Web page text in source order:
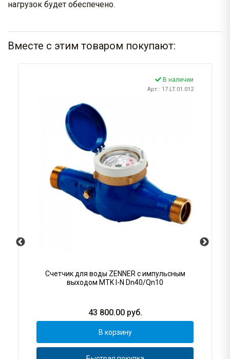
нагрузок будет обеспечено.
Вместе с этим товаром покупают:
В наличии
Арт.: 17.LT.01.012
Счетчик для воды ZENNER с импульсным
выходом MTK I-N Dn40/Qn10
43 800.00руб.
В корзину